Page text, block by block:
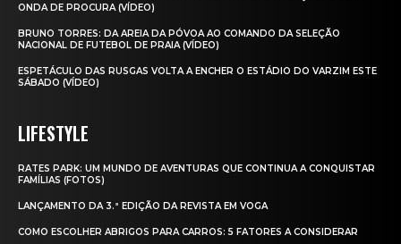
ONDA DE PROCURA (VÍDEO)
BRUNO TORRES: DA AREIA DA PÓVOA AO COMANDO DA SELEÇÃO
NACIONAL DE FUTEBOL DE PRAIA (VÍDEO)
ESPETÁCULO DAS RUSGAS VOLTA A ENCHER O ESTÁDIO DO VARZIM ESTE
SÁBADO (VÍDEO)
LIFESTYLE
RATES PARK: UM MUNDO DE AVENTURAS QUE CONTINUA A CONQUISTAR
FAMÍLIAS (FOTOS)
LANÇAMENTO DA 3.ª EDIÇÃO DA REVISTA EM VOGA
COMO ESCOLHER ABRIGOS PARA CARROS: 5 FATORES A CONSIDERAR